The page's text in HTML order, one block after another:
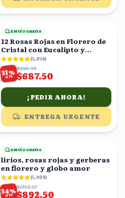
ENVÍO GRATIS
12 Rosas Rojas en Florero de
Cristal con Eucalipto y
Gypsophila
(5,056)
31%
OFF
$996.38
$687.50
¡PEDIR AHORA!
ENTREGA URGENTE
ENVÍO GRATIS
lirios, rosas rojas y gerberas
en florero y globo amor
(5,909)
34%
OFF
$1352.27
$892.50